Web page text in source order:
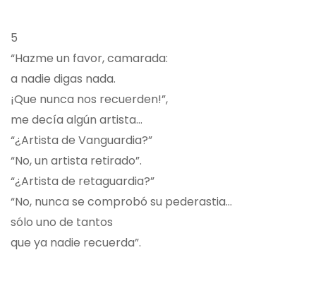
5
“Hazme un favor, camarada:
a nadie digas nada.
¡Que nunca nos recuerden!”,
me decía algún artista…
“¿Artista de Vanguardia?”
“No, un artista retirado”.
“¿Artista de retaguardia?”
“No, nunca se comprobó su pederastia…
sólo uno de tantos
que ya nadie recuerda”.